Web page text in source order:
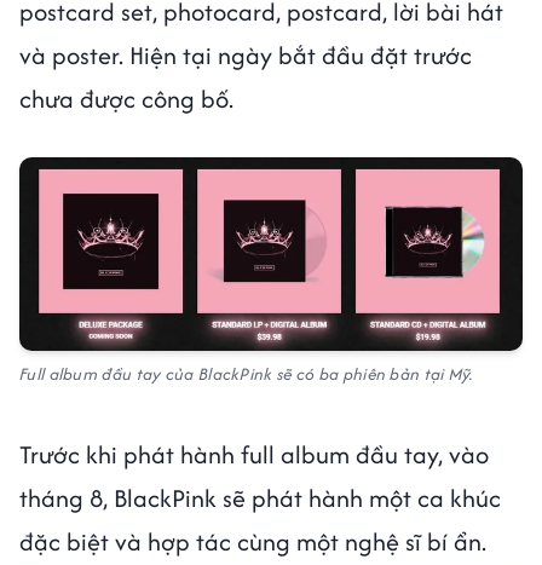
postcard set, photocard, postcard, lời bài hát
và poster. Hiện tại ngày bắt đầu đặt trước
chưa được công bố.
Full album đầu tay của BlackPink sẽ có ba phiên bản tại Mỹ.
Trước khi phát hành full album đầu tay, vào
tháng 8, BlackPink sẽ phát hành một ca khúc
đặc biệt và hợp tác cùng một nghệ sĩ bí ẩn.